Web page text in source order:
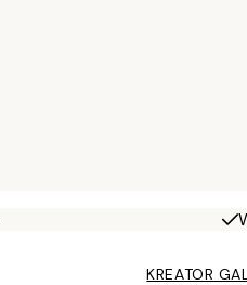
KREATOR